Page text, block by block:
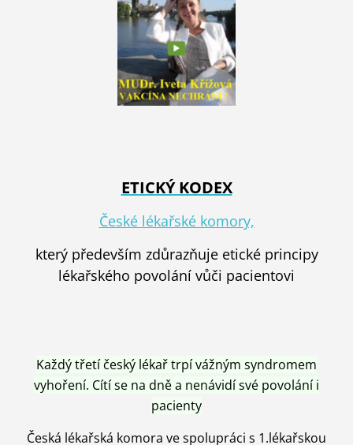
ETICKÝ KODEX
České lékařské komory,
který především zdůrazňuje etické principy
lékařského povolání vůči pacientovi
Každý třetí český lékař trpí vážným syndromem
vyhoření. Cítí se na dně a nenávidí své povolání i
pacienty
Česká lékařská komora ve spolupráci s 1.lékařskou